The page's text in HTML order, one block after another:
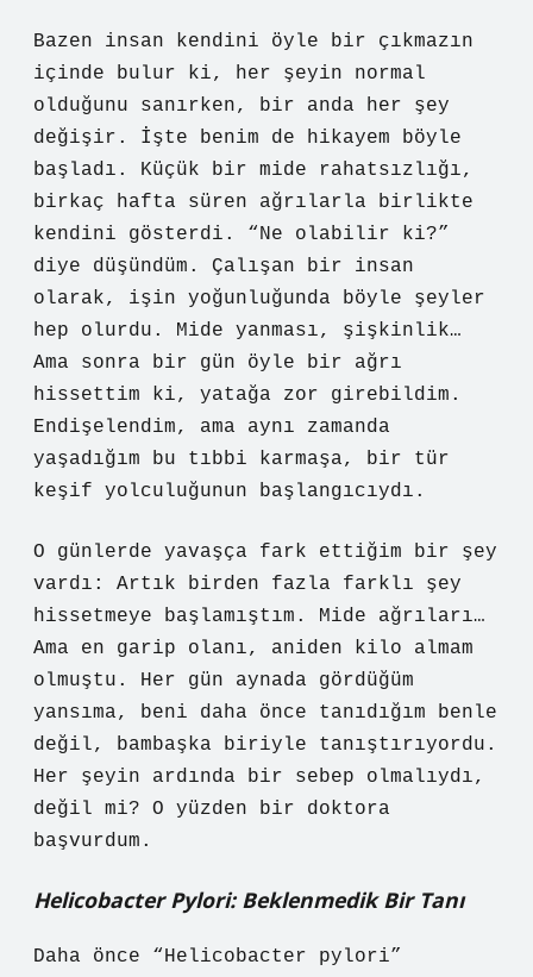
Bazen insan kendini öyle bir çıkmazın
içinde bulur ki, her şeyin normal
olduğunu sanırken, bir anda her şey
değişir. İşte benim de hikayem böyle
başladı. Küçük bir mide rahatsızlığı,
birkaç hafta süren ağrılarla birlikte
kendini gösterdi. “Ne olabilir ki?”
diye düşündüm. Çalışan bir insan
olarak, işin yoğunluğunda böyle şeyler
hep olurdu. Mide yanması, şişkinlik…
Ama sonra bir gün öyle bir ağrı
hissettim ki, yatağa zor girebildim.
Endişelendim, ama aynı zamanda
yaşadığım bu tıbbi karmaşa, bir tür
keşif yolculuğunun başlangıcıydı.
O günlerde yavaşça fark ettiğim bir şey
vardı: Artık birden fazla farklı şey
hissetmeye başlamıştım. Mide ağrıları…
Ama en garip olanı, aniden kilo almam
olmuştu. Her gün aynada gördüğüm
yansıma, beni daha önce tanıdığım benle
değil, bambaşka biriyle tanıştırıyordu.
Her şeyin ardında bir sebep olmalıydı,
değil mi? O yüzden bir doktora
başvurdum.
Helicobacter Pylori: Beklenmedik Bir Tanı
Daha önce “Helicobacter pylori”